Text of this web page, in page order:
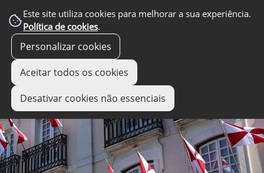
Este site utiliza cookies para melhorar a sua experiência.
Política de cookies.
Personalizar cookies
Aceitar todos os cookies
Desativar cookies não essenciais